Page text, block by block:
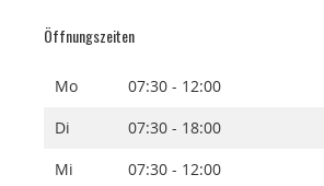
Öffnungszeiten
Mo
07:30 - 12:00
Di
07:30 - 18:00
Mi
07:30 - 12:00